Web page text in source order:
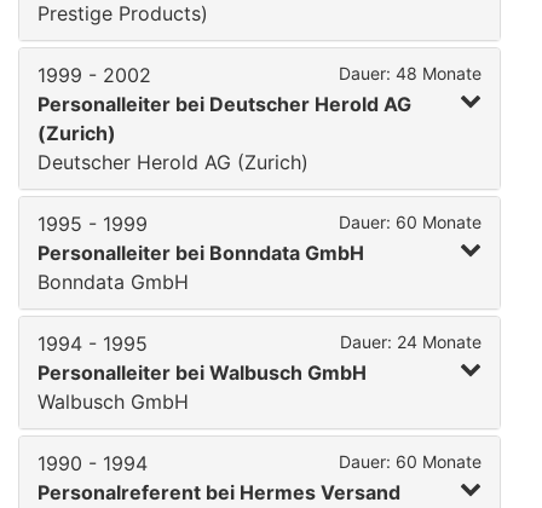
Prestige Products)
1999 - 2002 Dauer: 48 Monate
Personalleiter bei Deutscher Herold AG
(Zurich)
Deutscher Herold AG (Zurich)
1995 - 1999 Dauer: 60 Monate
Personalleiter bei Bonndata GmbH
Bonndata GmbH
1994 - 1995 Dauer: 24 Monate
Personalleiter bei Walbusch GmbH
Walbusch GmbH
1990 - 1994 Dauer: 60 Monate
Personalreferent bei Hermes Versand